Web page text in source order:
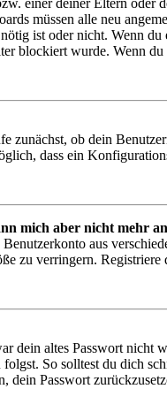
einer deiner Eltern
müssen alle neu
ist oder nicht. Wenn
blockiert wurde. Wenn
zunächst, ob dein
dass ein
mich aber nicht mehr
aus
zu verringern.
dein altes Passwort nicht
So solltest du dich
dein Passwort